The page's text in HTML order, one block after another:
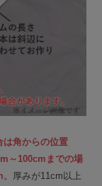
は角からの位置
～100cmまでの場
。厚みが11cm以上